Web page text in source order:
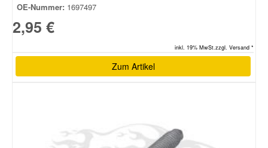
OE-Nummer: 1697497
2,95 €
inkl. 19% MwSt.zzgl. Versand *
Zum Artikel
Vauxhall Ersatzteile